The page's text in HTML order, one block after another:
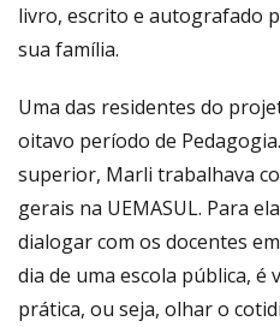
livro, escrito e autografado
sua família.
Uma das residentes do
oitavo período de
superior, Marli trabalhava
gerais na UEMASUL. Para
dialogar com os docentes
dia de uma escola pública, é
prática, ou seja, olhar o